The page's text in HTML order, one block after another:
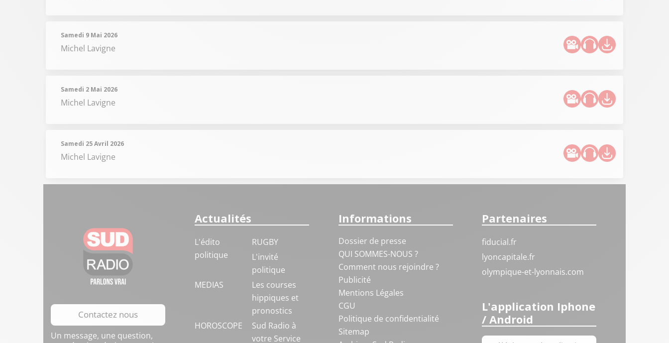
Samedi 9 Mai 2026
Michel Lavigne
Samedi 2 Mai 2026
Michel Lavigne
Samedi 25 Avril 2026
Michel Lavigne
Contactez nous
Un message, une question,
Actualités
L'édito
politique
RUGBY
L'invité
politique
MEDIAS
Les courses
hippiques et
pronostics
HOROSCOPE
Sud Radio à
votre Service
Informations
Dossier de presse
QUI SOMMES-NOUS ?
Comment nous rejoindre ?
Publicité
Mentions Légales
CGU
Politique de confidentialité
Sitemap
Partenaires
fiducial.fr
lyoncapitale.fr
olympique-et-lyonnais.com
L'application Iphone
/ Android